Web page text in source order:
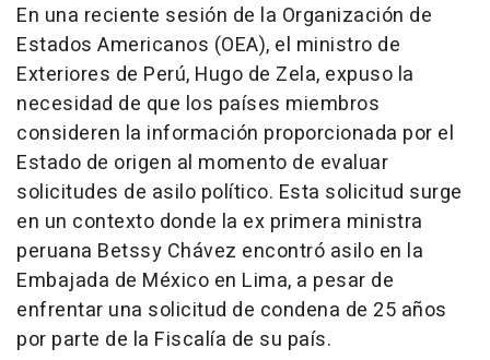
En una reciente sesión de la Organización de
Estados Americanos (OEA), el ministro de
Exteriores de Perú, Hugo de Zela, expuso la
necesidad de que los países miembros
consideren la información proporcionada por el
Estado de origen al momento de evaluar
solicitudes de asilo político. Esta solicitud surge
en un contexto donde la ex primera ministra
peruana Betssy Chávez encontró asilo en la
Embajada de México en Lima, a pesar de
enfrentar una solicitud de condena de 25 años
por parte de la Fiscalía de su país.